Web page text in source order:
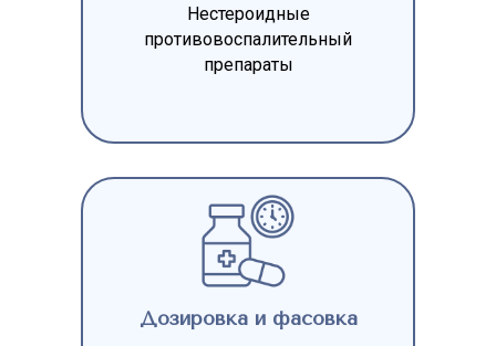
Дозировка и фасовка
Нестероидные
противовоспалительный
препараты